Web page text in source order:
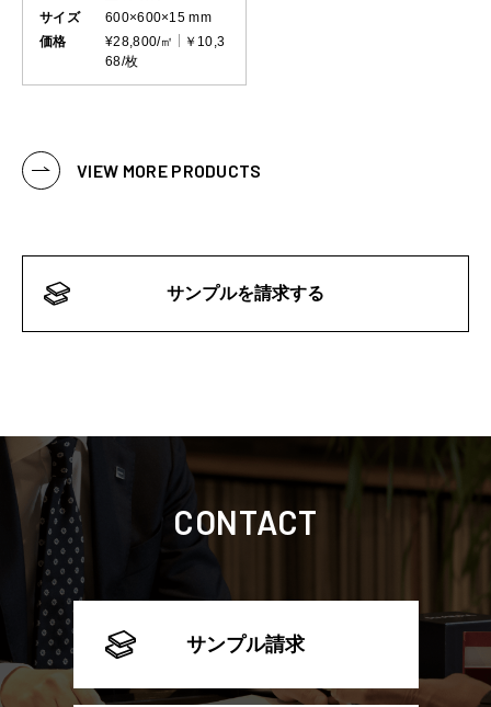
サイズ
600×600×15 mm
価格
¥28,800/㎡
￥10,3
68/枚
VIEW MORE PRODUCTS
サンプルを請求する
CONTACT
サンプル請求